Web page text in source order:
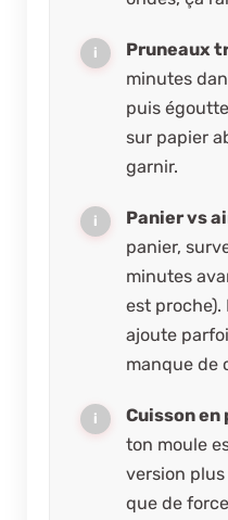
Pruneaux
minutes
puis
sur papier
garnir.
Panier vs
panier,
minutes
est proche).
ajoute
manque de
Cuisson
ton moule
version
que de